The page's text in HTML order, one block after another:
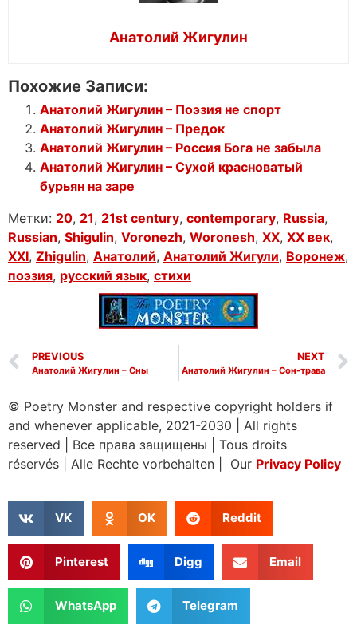
Анатолий Жигулин
Похожие Записи:
Анатолий Жигулин – Поэзия не спорт
Анатолий Жигулин – Предок
Анатолий Жигулин – Россия Бога не забыла
Анатолий Жигулин – Сухой красноватый
бурьян на заре
Метки: 20, 21, 21st century, contemporary, Russia,
Russian, Shigulin, Voronezh, Woronesh, XX, XX век,
XXI, Zhigulin, Анатолий, Анатолий Жигули, Воронеж,
поэзия, русский язык, стихи
PREVIOUS
Анатолий Жигулин – Сны
NEXT
Анатолий Жигулин – Сон-трава
© Poetry Monster and respective copyright holders if
and whenever applicable, 2021-2030
All rights
reserved
Все права защищены
Tous droits
réservés
Alle Rechte vorbehalten | Our Privacy Policy
VK OK Reddit
Pinterest Digg Email
WhatsApp Telegram